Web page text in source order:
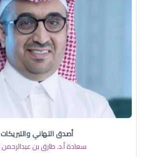
أصدق التهاني
سعادة أ.د. ​طارق بن